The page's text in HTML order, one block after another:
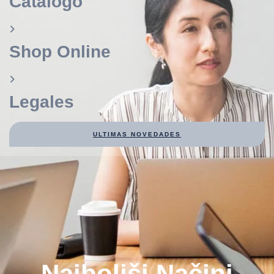
Shop Online
Legales
ULTIMAS NOVEDADES